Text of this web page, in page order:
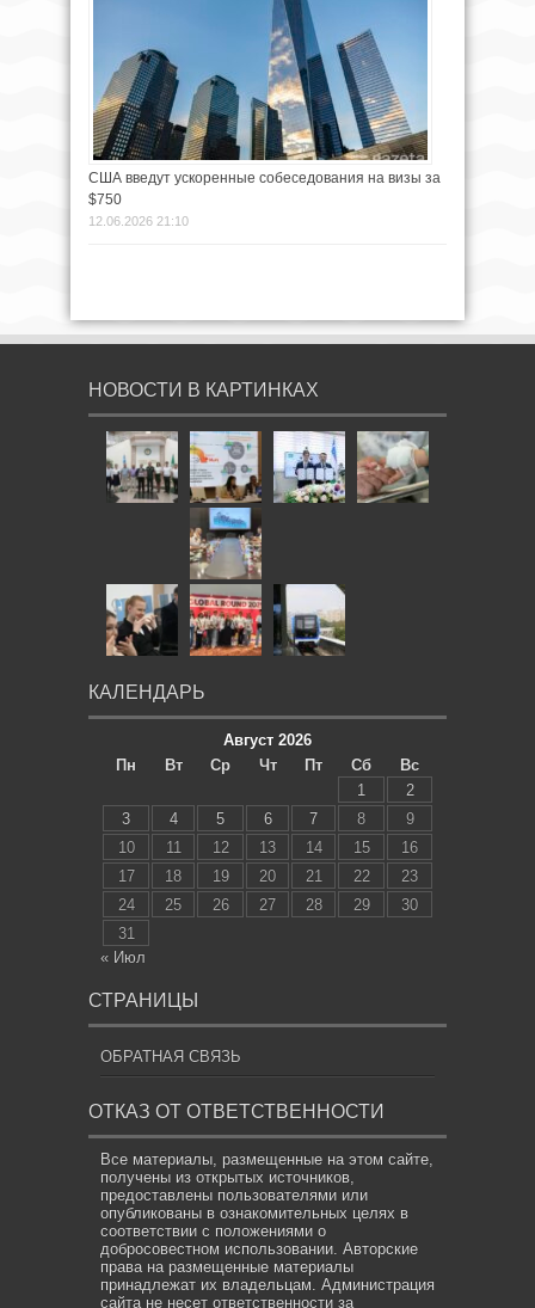
США введут ускоренные собеседования на визы за
$750
12.06.2026 21:10
НОВОСТИ В КАРТИНКАХ
КАЛЕНДАРЬ
Август 2026
Пн
Вт Ср Чт Пт Сб
Вс
1
2
3
4 5 6 7 8
9
10
11 12 13 14 15
16
17
18 19 20 21 22
23
24
25 26 27 28 29
30
31
« Июл
СТРАНИЦЫ
ОБРАТНАЯ СВЯЗЬ
ОТКАЗ ОТ ОТВЕТСТВЕННОСТИ
Все материалы, размещенные на этом сайте,
получены из открытых источников,
предоставлены пользователями или
опубликованы в ознакомительных целях в
соответствии с положениями о
добросовестном использовании. Авторские
права на размещенные материалы
принадлежат их владельцам. Администрация
сайта не несет ответственности за